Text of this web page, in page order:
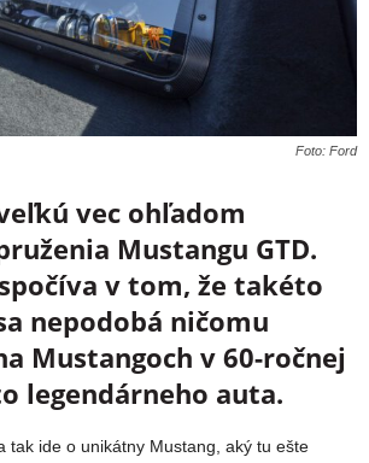
Foto: Ford
vec ohľadom
Mustangu GTD.
v tom, že takéto
nepodobá ničomu
Mustangoch v 60-ročnej
legendárneho auta.
tak ide o unikátny Mustang, aký tu ešte